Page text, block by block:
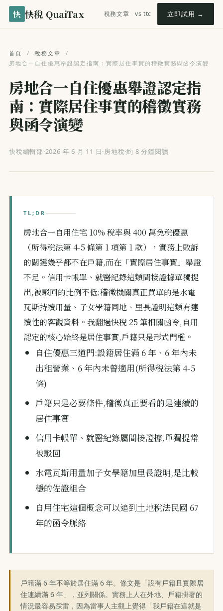
快 快稅 QuaiTax 稅務文章 vs ttc 立即試用 →
首頁 / 稅務文章
/
房地合一自住優惠舉證認定指南：實際居住事實的稽徵實務與函令演變
房地合一自住優惠舉證認定指
南：實際居住事實的稽徵實務
與函令演變
快稅編輯部·2026 年 6 月 11 日·房地稅·約 8 分鐘閱讀
TL;DR
房地合一自用住宅 10% 稅率與 400 萬免稅優惠
（所得稅法第 4-5 條第 1 項第 1 款），實務上敗訴
的關鍵幾乎都不在戶籍,而在「實際居住事實」舉證
不足。信用卡帳單、就醫紀錄這類間接證據單獨提
出,被駁回的比例不低;稽徵機關真正買單的是水電
瓦斯持續用量、子女學籍同地、里長證明這類有連
續性的客觀資料。我翻過快稅 25 筆相關函令,自用
認定的核心始終是居住事實,戶籍只是形式門檻。
自住優惠三道門:設籍居住滿 6 年、6 年內未
出租營業、6 年內未曾適用(所得稅法第 4-5
條)
戶籍只是必要條件,稽徵真正要看的是連續的
居住事實
信用卡帳單、就醫紀錄屬間接證據,單獨提常
被駁回
水電瓦斯用量加子女學籍加里長證明,是比較
穩的佐證組合
自用住宅這個概念可以追到土地稅法民國 67
年的函令脈絡
戶籍滿 6 年不等於居住滿 6 年。條文是「設有戶籍且實際居
住連續滿 6 年」，並列關係。實務上人在外地、戶籍掛著的
情況最容易踩雷，因為當事人主觀上覺得「我戶籍在這就是